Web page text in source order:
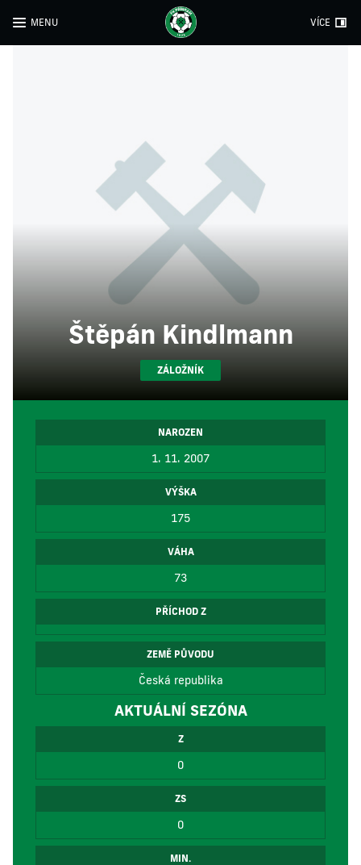
MENU VÍCE
Štěpán Kindlmann
ZÁLOŽNÍK
NAROZEN
1. 11. 2007
VÝŠKA
175
VÁHA
73
PŘÍCHOD Z
ZEMĚ PŮVODU
Česká republika
AKTUÁLNÍ SEZÓNA
Z
0
ZS
0
MIN.